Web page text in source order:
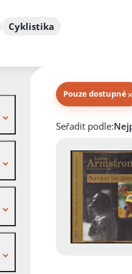
Cyklistika
Pouze dostupné
Knihy autora
Seřadit podle: